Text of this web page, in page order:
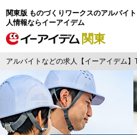
関東版 ものづくりワークスのアルバイ
人情報ならイーアイデム
関東
アルバイトなどの求人【イーアイデム】